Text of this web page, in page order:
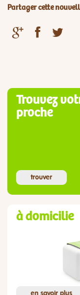
Partager cette
Trouvez
proche
trouver
à domicilie
en savoir plus